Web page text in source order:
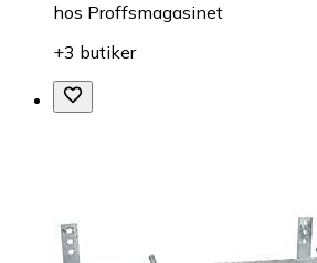
hos Proffsmagasinet
+3 butiker